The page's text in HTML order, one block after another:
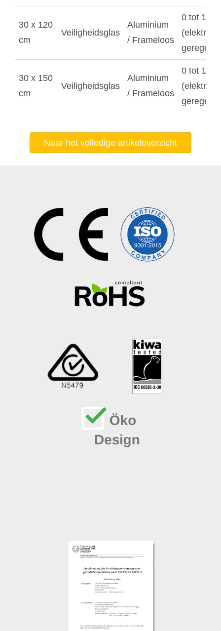
30 x 120
cm
Veiligheidsglas
Aluminium
/ Frameloos
0 tot
geregeld)
30 x 150
cm
Veiligheidsglas
Aluminium
/ Frameloos
0 tot
geregeld)
Naar het volledige artikeloverzicht